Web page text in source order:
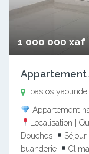
1 000 000 xaf
Appartement
bastos yaounde,
Appartement
Localisation |
Douches
buanderie